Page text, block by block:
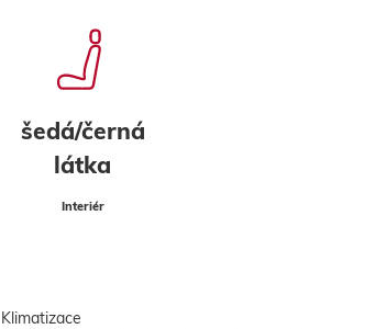
šedá/černá
látka
Interiér
Klimatizace